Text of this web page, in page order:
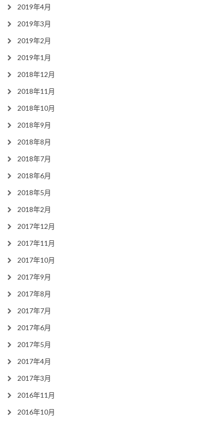
2019年4月
2019年3月
2019年2月
2019年1月
2018年12月
2018年11月
2018年10月
2018年9月
2018年8月
2018年7月
2018年6月
2018年5月
2018年2月
2017年12月
2017年11月
2017年10月
2017年9月
2017年8月
2017年7月
2017年6月
2017年5月
2017年4月
2017年3月
2016年11月
2016年10月